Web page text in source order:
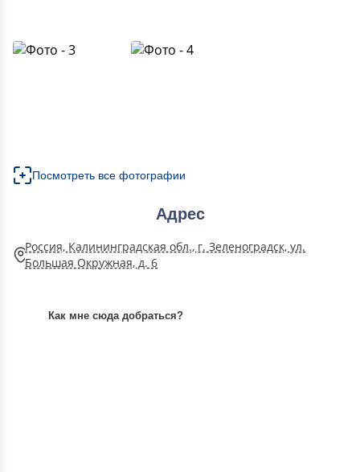
Посмотреть все фотографии
Адрес
Россия, Калининградская обл., г. Зеленоградск, ул.
Большая Окружная, д. 6
Как мне сюда добраться?